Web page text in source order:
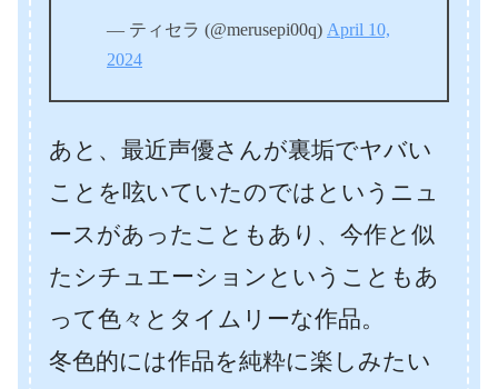
— ティセラ (@merusepi00q) April 10,
2024
あと、最近声優さんが裏垢でヤバい
ことを呟いていたのではというニュ
ースがあったこともあり、今作と似
たシチュエーションということもあ
って色々とタイムリーな作品。
冬色的には作品を純粋に楽しみたい